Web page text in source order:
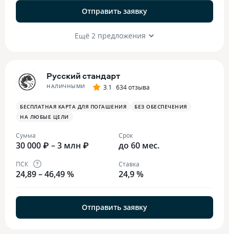
Отправить заявку
Ещё 2 предложения
Русский стандарт
НАЛИЧНЫМИ 3.1 634 отзыва
БЕСПЛАТНАЯ КАРТА ДЛЯ ПОГАШЕНИЯ
БЕЗ ОБЕСПЕЧЕНИЯ
НА ЛЮБЫЕ ЦЕЛИ
Сумма
30 000 ₽ – 3 млн ₽
Срок
до 60 мес.
ПСК
24,89 – 46,49 %
Ставка
24,9 %
Отправить заявку